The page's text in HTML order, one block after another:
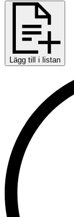
Lägg till i listan